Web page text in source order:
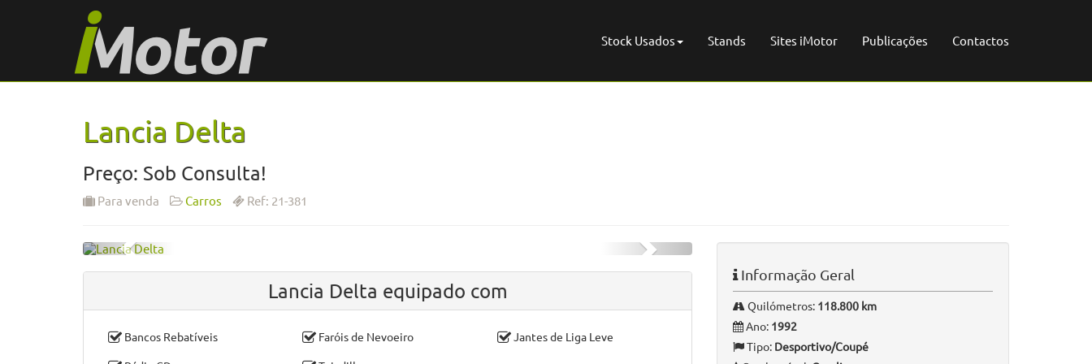
Stock Usados Stands Sites iMotor Publicações Contactos
Lancia Delta
Preço: Sob Consulta!
Para venda Carros Ref: 21-381
Lancia Delta equipado com
Bancos Rebatíveis Faróis de Nevoeiro Jantes de Liga Leve
Informação Geral
Quilómetros: 118.800 km
Ano: 1992
Tipo: Desportivo/Coupé